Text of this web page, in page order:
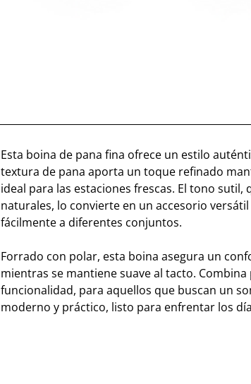
Esta boina de pana fina ofrece un estilo
textura de pana aporta un toque refinado
ideal para las estaciones frescas. El tono sutil,
naturales, lo convierte en un accesorio
fácilmente a diferentes conjuntos.
Forrado con polar, esta boina asegura un
mientras se mantiene suave al tacto.
funcionalidad, para aquellos que buscan un
moderno y práctico, listo para enfrentar los